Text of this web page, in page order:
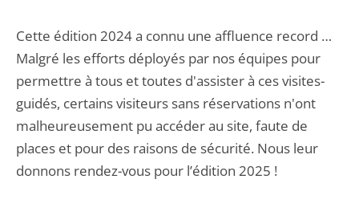
Cette édition 2024 a connu une affluence record …
Malgré les efforts déployés par nos équipes pour
permettre à tous et toutes d'assister à ces visites-
guidés, certains visiteurs sans réservations n'ont
malheureusement pu accéder au site, faute de
places et pour des raisons de sécurité. Nous leur
donnons rendez-vous pour l’édition 2025 !